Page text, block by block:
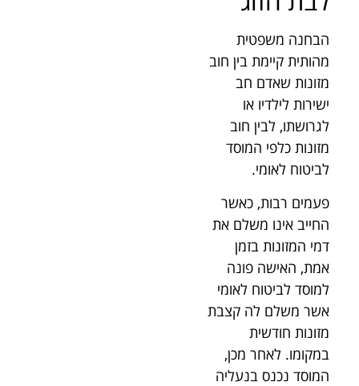
הבחנה משפטית
מהותית קיימת בין חוב
מזונות שאדם חב
ישירות לילדיו או
לגרושתו, לבין חוב
מזונות כלפי המוסד
לביטוח לאומי.
פעמים רבות, כאשר
החייב אינו משלם את
דמי המזונות בזמן
אמת, האישה פונה
למוסד לביטוח לאומי
אשר משלם לה קצבת
מזונות חודשית
במקומו. לאחר מכן,
המוסד נכנס בנעליה